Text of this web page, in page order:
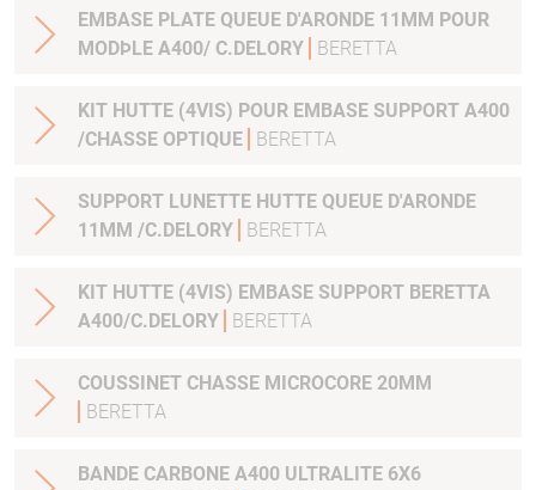
EMBASE PLATE QUEUE D'ARONDE 11MM POUR
MODÞLE A400/ C.DELORY
BERETTA
KIT HUTTE (4VIS) POUR EMBASE SUPPORT A400
/CHASSE OPTIQUE
BERETTA
SUPPORT LUNETTE HUTTE QUEUE D'ARONDE
11MM /C.DELORY
BERETTA
KIT HUTTE (4VIS) EMBASE SUPPORT BERETTA
A400/C.DELORY
BERETTA
COUSSINET CHASSE MICROCORE 20MM
BERETTA
BANDE CARBONE A400 ULTRALITE 6X6